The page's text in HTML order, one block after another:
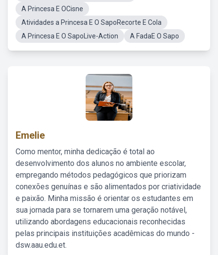
A Princesa E OCisne
Atividades a Princesa E O SapoRecorte E Cola
A Princesa E O SapoLive-Action
A FadaE O Sapo
Emelie
Como mentor, minha dedicação é total ao
desenvolvimento dos alunos no ambiente escolar,
empregando métodos pedagógicos que priorizam
conexões genuínas e são alimentados por criatividade
e paixão. Minha missão é orientar os estudantes em
sua jornada para se tornarem uma geração notável,
utilizando abordagens educacionais reconhecidas
pelas principais instituições acadêmicas do mundo -
dsw.aau.edu.et.